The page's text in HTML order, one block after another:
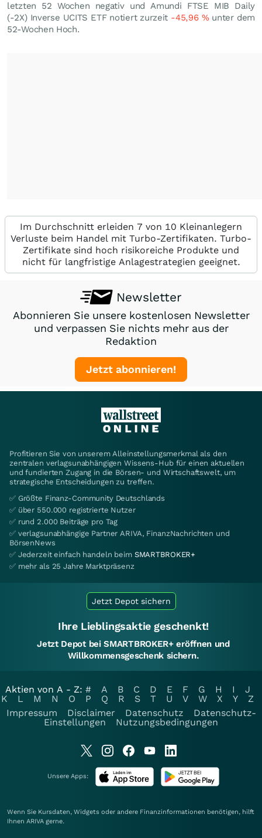
letzten 52 Wochen negativ und Amundi FTSE MIB Daily
(-2X) Inverse UCITS ETF notiert zurzeit -45,96 %unter dem
52-Wochen Hoch.
Im Durchschnitt erleiden 7 von 10 Kleinanlegern
Verluste beim Handel mit Turbo-Zertifikaten. Turbo-
Zertifikate sind hoch risikoreiche Produkte und
nicht für langfristige Anlagestrategien geeignet.
Newsletter
Abonnieren Sie unsere kostenlosen Newsletter
und verpassen Sie nichts mehr aus der
Redaktion
Jetzt abonnieren!
Profitieren Sie von unserem Alleinstellungsmerkmal als den
zentralen verlagsunabhängigen Wissens-Hub für einen aktuellen
und fundierten Zugang in die Börsen- und Wirtschaftswelt, um
strategische Entscheidungen zu treffen.
✅ Größte Finanz-Community Deutschlands
✅ über 550.000 registrierte Nutzer
✅ rund 2.000 Beiträge pro Tag
✅ verlagsunabhängige Partner ARIVA, FinanzNachrichten und
BörsenNews
✅ Jederzeit einfach handeln beim SMARTBROKER+
✅ mehr als 25 Jahre Marktpräsenz
Jetzt Depot sichern
Ihre Lieblingsaktie geschenkt!
Jetzt Depot bei SMARTBROKER+ eröffnen und
Willkommensgeschenk sichern.
Aktien von A - Z: # A B C D E F G H I
J
K
L M N O P Q R S T U V W X Y
Z
Impressum
Disclaimer Datenschutz
Datenschutz-
Einstellungen
Nutzungsbedingungen
Unsere Apps:
Wenn Sie Kursdaten, Widgets oder andere Finanzinformationen benötigen, hilft
Ihnen ARIVA gerne.